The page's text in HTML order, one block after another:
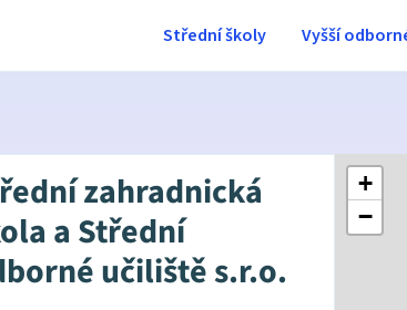
Střední školy Vyšší
zahradnická
a Střední
učiliště s.r.o.
+
−